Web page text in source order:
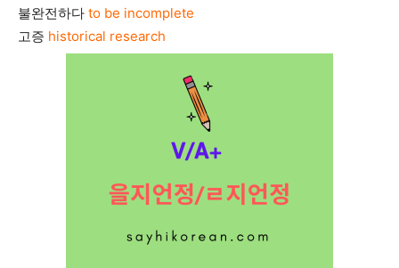
불완전하다 to be incomplete
고증 historical research